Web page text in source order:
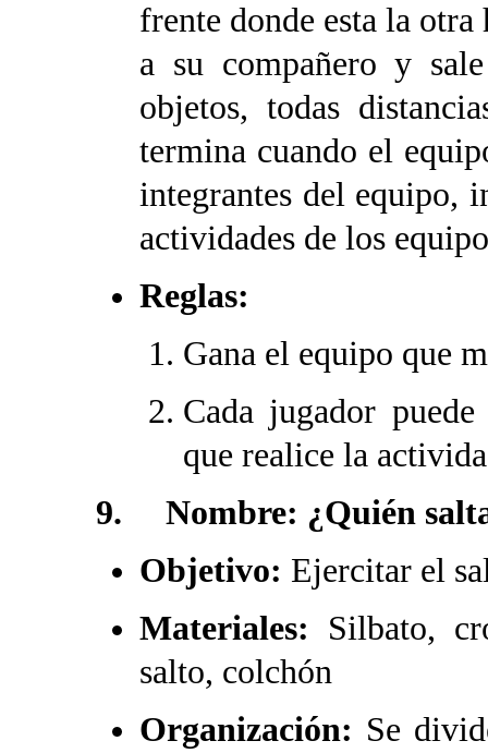
frente donde esta la
a su compañero y
objetos, todas
termina cuando el
integrantes del equipo,
actividades de los
Reglas:
Gana el equipo que
Cada jugador
que realice la
9. Nombre: ¿Quién salta
Objetivo: Ejercitar el
Materiales: Silbato,
salto, colchón
Organización: Se